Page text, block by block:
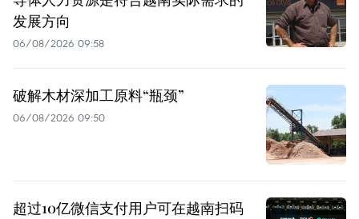
发展方向
06/08/2026 09:58
破解木材深加工原料“瓶颈”
06/08/2026 09:50
超过10亿微信支付用户可在越南扫码